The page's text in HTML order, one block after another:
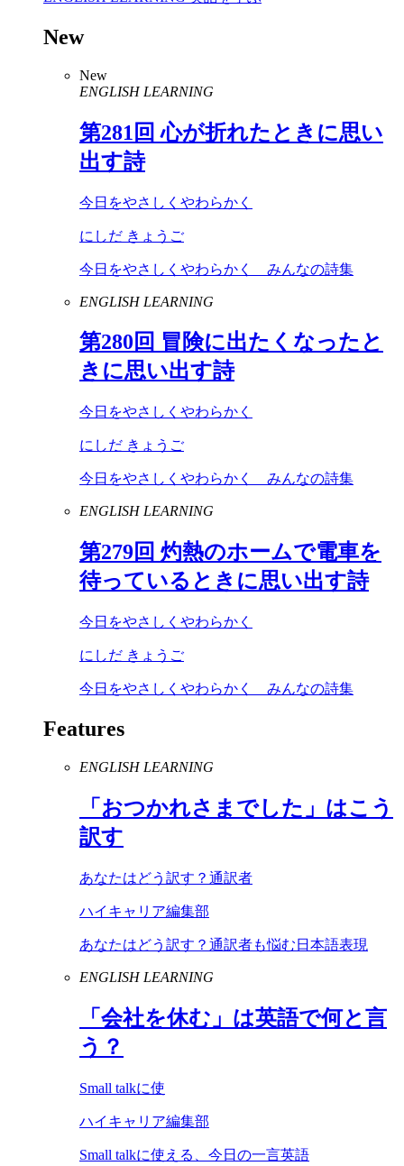
New
New
ENGLISH LEARNING
第281 回 心が折れたときに思い
出す詩
今日をやさしくやわらかく
にしだ きょうご
今日をやさしくやわらかく みんなの詩集
ENGLISH LEARNING
第280回 冒険に出たくなったと
きに思い出す詩
今日をやさしくやわらかく
にしだ きょうご
今日をやさしくやわらかく みんなの詩集
ENGLISH LEARNING
第279回 灼熱のホームで電車を
待っているときに思い出す詩
今日をやさしくやわらかく
にしだ きょうご
今日をやさしくやわらかく みんなの詩集
Features
ENGLISH LEARNING
「おつかれさまでした」はこう
訳す
あなたはどう訳す？通訳者
ハイキャリア編集部
あなたはどう訳す？通訳者も悩む日本語表現
ENGLISH LEARNING
「会社を休む」は英語で何と言
う？
Small talkに使
ハイキャリア編集部
Small talkに使える、今日の一言英語